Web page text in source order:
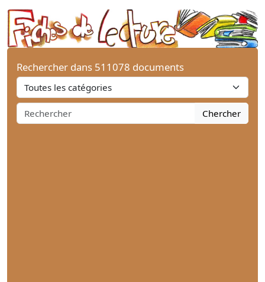
Rechercher dans 511078 documents
Chercher